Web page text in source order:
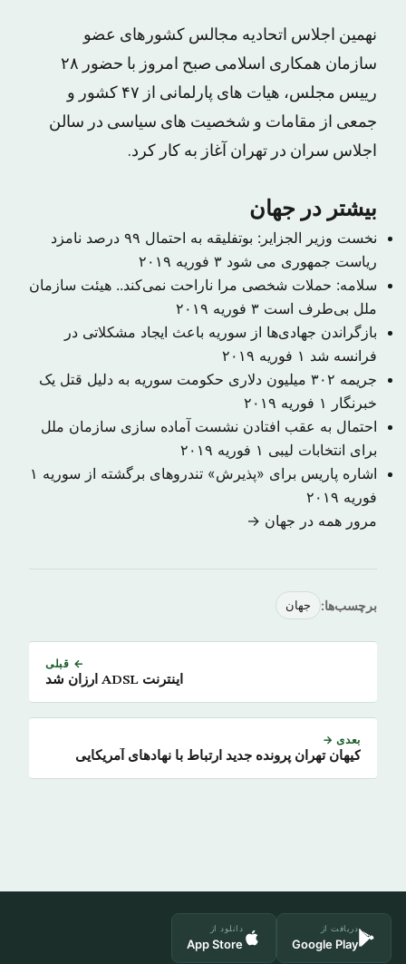
نهمین اجلاس اتحادیه مجالس کشورهای عضو
سازمان همکاری اسلامی صبح امروز با حضور ۲۸
رییس مجلس، هیات های پارلمانی از ۴۷ کشور و
جمعی از مقامات و شخصیت های سیاسی در سالن
اجلاس سران در تهران آغاز به کار کرد.
بیشتر در جهان
نخست وزیر الجزایر: بوتفلیقه به احتمال ۹۹ درصد نامزد
ریاست جمهوری می شود ۳ فوریه ۲۰۱۹
سلامه: حملات شخصی مرا ناراحت نمی‌کند.. هیئت سازمان
ملل بی‌طرف است ۳ فوریه ۲۰۱۹
بازگراندن جهادی‌ها از سوریه باعث ایجاد مشکلاتی در
فرانسه شد ۱ فوریه ۲۰۱۹
جریمه ۳۰۲ میلیون دلاری حکومت سوریه به دلیل قتل یک
خبرنگار
۱ فوریه ۲۰۱۹
احتمال به عقب افتادن نشست آماده سازی سازمان ملل
برای انتخابات لیبی ۱ فوریه ۲۰۱۹
اشاره پاریس برای «پذیرش» تندروهای برگشته از سوریه ۱
فوریه ۲۰۱۹
مرور همه در جهان →
برچسب‌ها: جهان
← قبلی
اینترنت ADSL ارزان شد
بعدی →
کیهان تهران پرونده جدید ارتباط با نهادهای آمریکایی
دریافت از
Google Play
دانلود از
App Store